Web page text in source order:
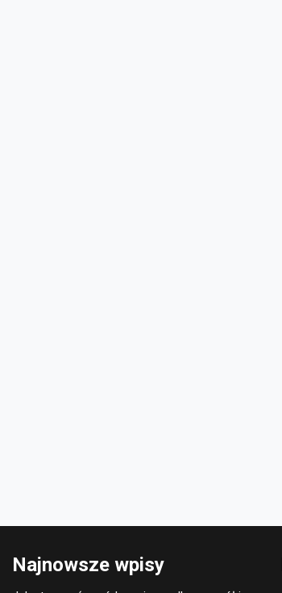
Najnowsze wpisy